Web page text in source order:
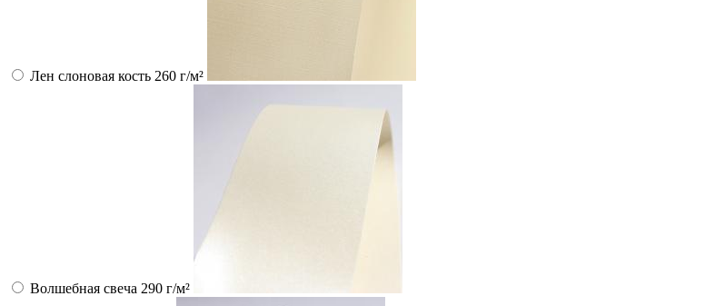
Лен слоновая кость 260 г/м²
Волшебная свеча 290 г/м²